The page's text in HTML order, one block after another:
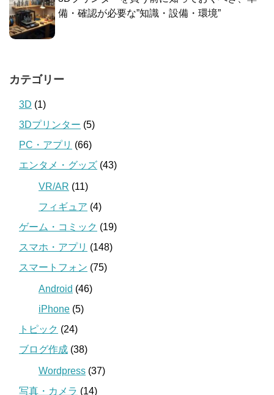
備・確認が必要な”知識・設備・環境”
カテゴリー
3D (1)
3Dプリンター (5)
PC・アプリ (66)
エンタメ・グッズ (43)
VR/AR (11)
フィギュア (4)
ゲーム・コミック (19)
スマホ・アプリ (148)
スマートフォン (75)
Android (46)
iPhone (5)
トピック (24)
ブログ作成 (38)
Wordpress (37)
写真・カメラ (14)